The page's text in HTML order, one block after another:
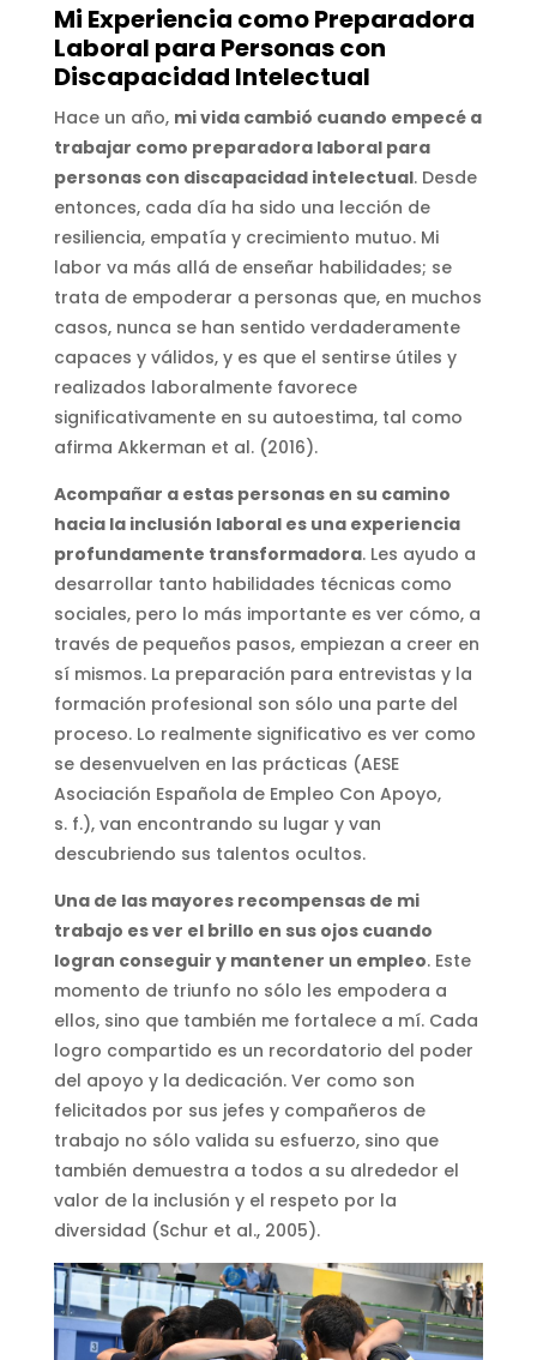
Mi Experiencia como Preparadora
Laboral para Personas con
Discapacidad Intelectual
Hace un año, mi vida cambió cuando empecé a
trabajar como preparadora laboral para
personas con discapacidad intelectual. Desde
entonces, cada día ha sido una lección de
resiliencia, empatía y crecimiento mutuo. Mi
labor va más allá de enseñar habilidades; se
trata de empoderar a personas que, en muchos
casos, nunca se han sentido verdaderamente
capaces y válidos, y es que el sentirse útiles y
realizados laboralmente favorece
significativamente en su autoestima, tal como
afirma Akkerman et al. (2016).
Acompañar a estas personas en su camino
hacia la inclusión laboral es una experiencia
profundamente transformadora. Les ayudo a
desarrollar tanto habilidades técnicas como
sociales, pero lo más importante es ver cómo, a
través de pequeños pasos, empiezan a creer en
sí mismos. La preparación para entrevistas y la
formación profesional son sólo una parte del
proceso. Lo realmente significativo es ver como
se desenvuelven en las prácticas (AESE
Asociación Española de Empleo Con Apoyo,
s. f.), van encontrando su lugar y van
descubriendo sus talentos ocultos.
Una de las mayores recompensas de mi
trabajo es ver el brillo en sus ojos cuando
logran conseguir y mantener un empleo. Este
momento de triunfo no sólo les empodera a
ellos, sino que también me fortalece a mí. Cada
logro compartido es un recordatorio del poder
del apoyo y la dedicación. Ver como son
felicitados por sus jefes y compañeros de
trabajo no sólo valida su esfuerzo, sino que
también demuestra a todos a su alrededor el
valor de la inclusión y el respeto por la
diversidad (Schur et al., 2005).